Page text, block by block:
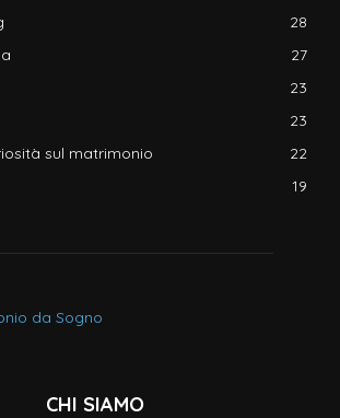
28
27
23
23
sul matrimonio
22
19
CHI SIAMO